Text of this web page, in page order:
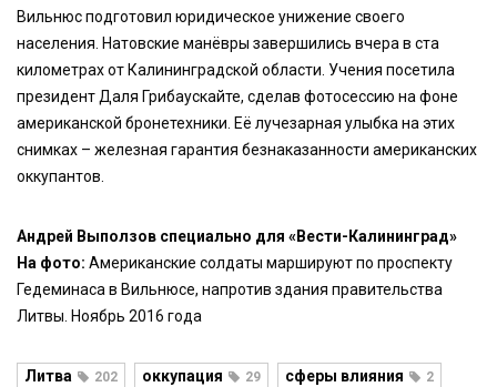
Вильнюс подготовил юридическое унижение своего
населения. Натовские манёвры завершились вчера в ста
километрах от Калининградской области. Учения посетила
президент Даля Грибаускайте, сделав фотосессию на фоне
американской бронетехники. Её лучезарная улыбка на этих
снимках – железная гарантия безнаказанности американских
оккупантов.
Андрей Выползов специально для «Вести-Калининград»
На фото: Американские солдаты маршируют по проспекту
Гедеминаса в Вильнюсе, напротив здания правительства
Литвы. Ноябрь 2016 года
Литва 202 оккупация 29 сферы влияния 2